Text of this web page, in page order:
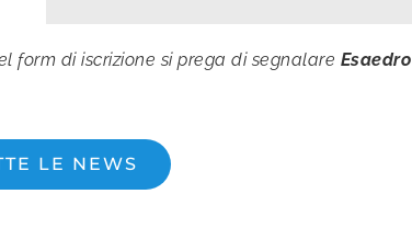
form di iscrizione si prega di segnalare Esaedro
LE NEWS